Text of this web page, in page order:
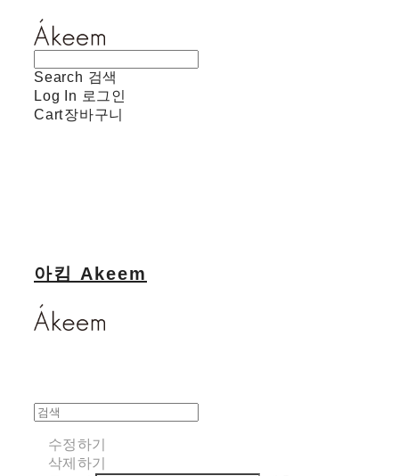
Search 검색
Log In 로그인
Cart장바구니
아킴 Akeem
수정하기
삭제하기